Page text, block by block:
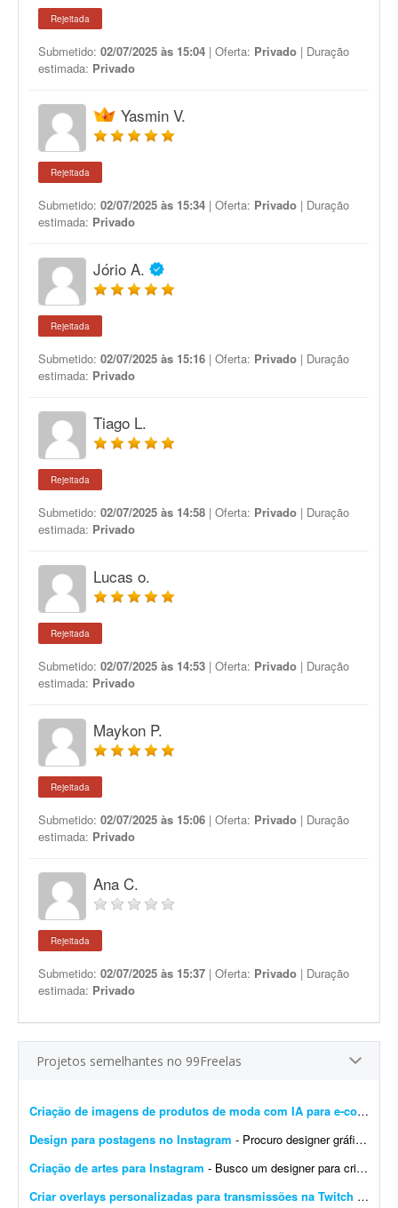
Rejeitada
Submetido: 02/07/2025 às 15:04 | Oferta: Privado | Duração
estimada: Privado
Yasmin V.
Rejeitada
Submetido: 02/07/2025 às 15:34 | Oferta: Privado | Duração
estimada: Privado
Jório A.
Rejeitada
Submetido: 02/07/2025 às 15:16 | Oferta: Privado | Duração
estimada: Privado
Tiago L.
Rejeitada
Submetido: 02/07/2025 às 14:58 | Oferta: Privado | Duração
estimada: Privado
Lucas o.
Rejeitada
Submetido: 02/07/2025 às 14:53 | Oferta: Privado | Duração
estimada: Privado
Maykon P.
Rejeitada
Submetido: 02/07/2025 às 15:06 | Oferta: Privado | Duração
estimada: Privado
Ana C.
Rejeitada
Submetido: 02/07/2025 às 15:37 | Oferta: Privado | Duração
estimada: Privado
Projetos semelhantes no 99Freelas
Criação de imagens de produtos de moda com IA para e-commerce
Design para postagens no Instagram - Procuro designer gráfico para me ajudar nas postagens do meu Instagram profissional. Algumas já foram feitas por mim, mas precisam ser melhoradas. Algumas pretendo manter como est&ati...
Criação de artes para Instagram - Busco um designer para criação de artes para o Instagram. O designer receberá um calendário editorial já pronto, com direcionamento de headlines, subheadlines e ...
Criar overlays personalizadas para transmissões na Twitch